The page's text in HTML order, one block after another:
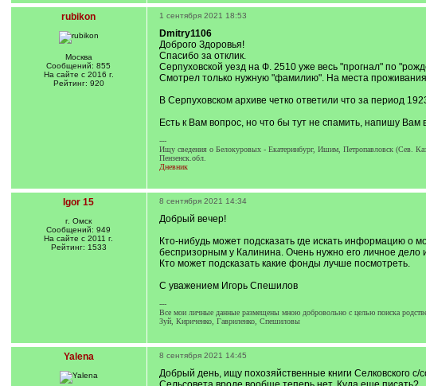
rubikon
Москва
Сообщений: 855
На сайте с 2016 г.
Рейтинг: 920
1 сентября 2021 18:53
Dmitry1106
Доброго Здоровья!
Спасибо за отклик.
Серпуховской уезд на Ф. 2510 уже весь "прогнал" по
Смотрел только нужную "фамилию". На места
В Серпуховском архиве четко ответили что за период
Есть к Вам вопрос, но что бы тут не спамить, напишу Вам
---
Ищу сведения о Белокуровых - Екатеринбург, Ишим, Петропавловск (Сев.
Пензенск.обл.
Дневник
Igor 15
г. Омск
Сообщений: 949
На сайте с 2011 г.
Рейтинг: 1533
8 сентября 2021 14:34
Добрый вечер!
Кто-нибудь может подсказать где искать информацию
беспризорным у Калинина. Очень нужно его личное дело
Кто может подсказать какие фонды лучше посмотреть.
С уважением Игорь Спешилов
---
Все мои личные данные размещены мною добровольно с целью поиска
Зуй, Кириченко, Гавриленко, Спешиловы
Yalena 8 сентября 2021 14:45
Добрый день, ищу похозяйственные книги Селковского с/